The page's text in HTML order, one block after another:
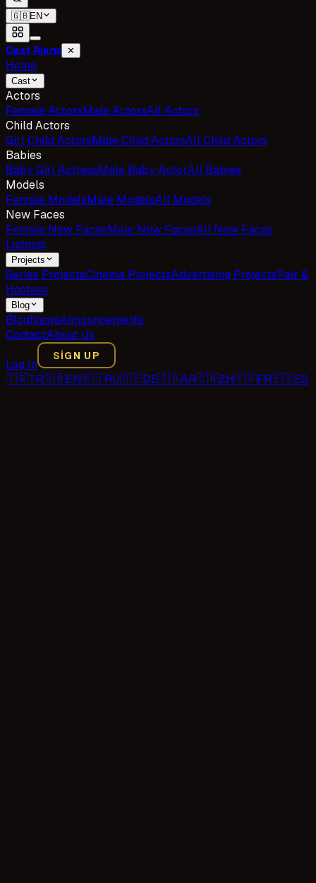
🇬🇧EN
Cast Ajans ✕
Home
Cast
Actors
Female ActorsMale ActorsAll Actors
Child Actors
Girl Child ActorsMale Child ActorsAll Child Actors
Babies
Baby Girl ActressMale Baby ActorAll Babies
Models
Female ModelsMale ModelsAll Models
New Faces
Female New FacesMale New FacesAll New Faces
Listings
Projects
Series ProjectsCinema ProjectsAdvertising ProjectsFair &
Hostess
Blog
BlogNewsAnnouncements
ContactAbout Us
Log In
SIGN UP
🇹🇷TR🇬🇧EN🇷🇺RU🇩🇪DE🇸🇦AR🇨🇳ZH🇫🇷FR🇪🇸ES